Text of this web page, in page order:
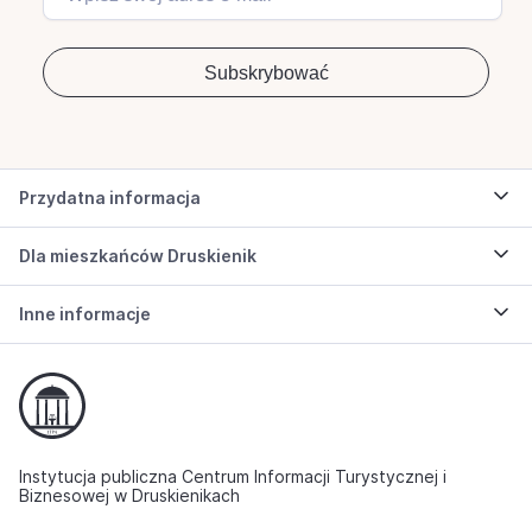
Przydatna informacja
Dla mieszkańców Druskienik
Inne informacje
Instytucja publiczna Centrum Informacji Turystycznej i
Biznesowej w Druskienikach